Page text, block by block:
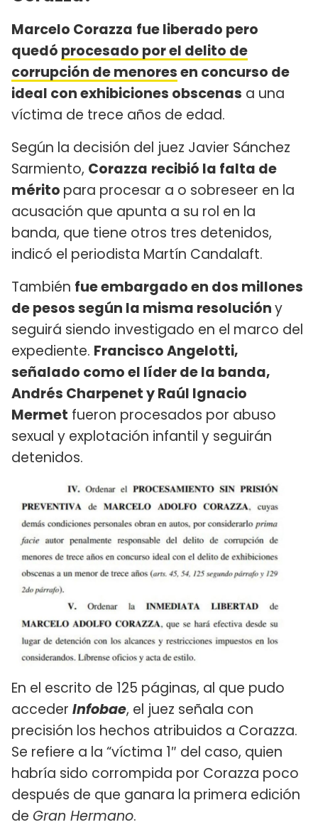
Marcelo Corazza fue liberado pero
quedó procesado por el delito de
corrupción de menoresen concurso de
ideal con exhibiciones obscenas a una
víctima de trece años de edad.
Según la decisión del juez Javier Sánchez
Sarmiento, Corazza recibió la falta de
mérito para procesar a o sobreseer en la
acusación que apunta a su rol en la
banda, que tiene otros tres detenidos,
indicó el periodista Martín Candalaft.
También fue embargado en dos millones
de pesos según la misma resolucióny
seguirá siendo investigado en el marco del
expediente. Francisco Angelotti,
señalado como el líder de la banda,
Andrés Charpenet y Raúl Ignacio
Mermet fueron procesados por abuso
sexual y explotación infantil y seguirán
detenidos.
En el escrito de 125 páginas, al que pudo
acceder Infobae, el juez señala con
precisión los hechos atribuidos a Corazza.
Se refiere a la “víctima 1″ del caso, quien
habría sido corrompida por Corazza poco
después de que ganara la primera edición
de Gran Hermano.